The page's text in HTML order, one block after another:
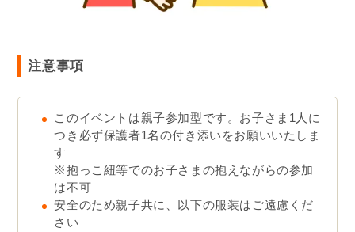
注意事項
このイベントは親子参加型です。お子さま1人に
つき必ず保護者1名の付き添いをお願いいたしま
す
※抱っこ紐等でのお子さまの抱えながらの参加
は不可
安全のため親子共に、以下の服装はご遠慮くだ
さい